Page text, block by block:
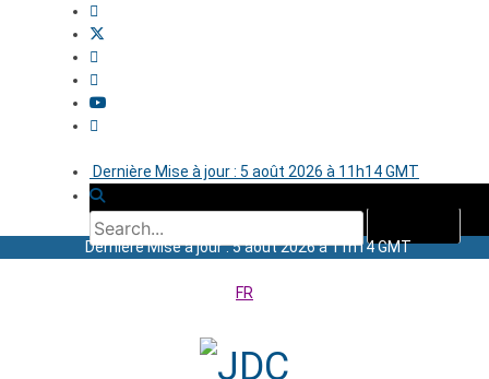
Dernière Mise à jour : 5 août 2026 à 11h14 GMT
Dernière Mise à jour : 5 août 2026 à 11h14 GMT
FR